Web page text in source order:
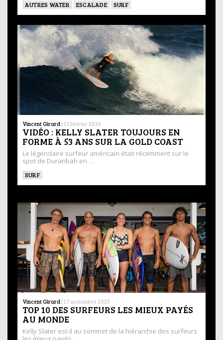
AUTRES WATER ESCALADE SURF
Vincent Girard | 13 février 2026
VIDÉO : KELLY SLATER TOUJOURS EN
FORME À 53 ANS SUR LA GOLD COAST
Le légendaire surfeur américain était récemment sur le
spot de Duranbah en …
SURF
Vincent Girard | 17 novembre 2025
TOP 10 DES SURFEURS LES MIEUX PAYÉS
AU MONDE
Kelly Slater est-il au sommet de la hiérarchie des surfeurs